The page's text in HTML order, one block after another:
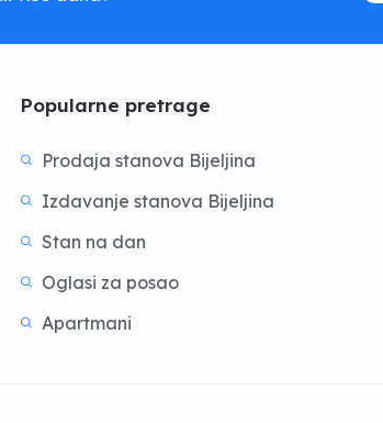
Popularne pretrage
Prodaja stanova Bijeljina
Izdavanje stanova Bijeljina
Stan na dan
Oglasi za posao
Apartmani